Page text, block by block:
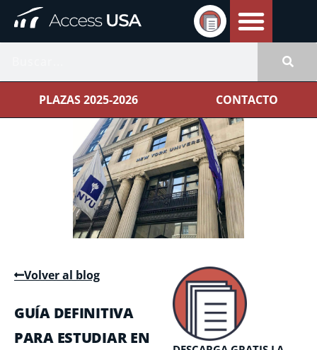
PLAZAS 2025-2026 CONTACTO
Volver al blog
GUÍA DEFINITIVA
PARA ESTUDIAR EN